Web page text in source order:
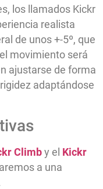
los llamados Kickr
realista
de unos +-5º, que
movimiento será
ajustarse de forma
adaptándose
Climb y el Kickr
a una